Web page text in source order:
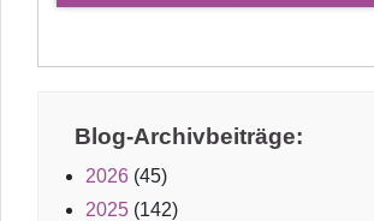
Blog-Archivbeiträge:
2026 (45)
2025 (142)